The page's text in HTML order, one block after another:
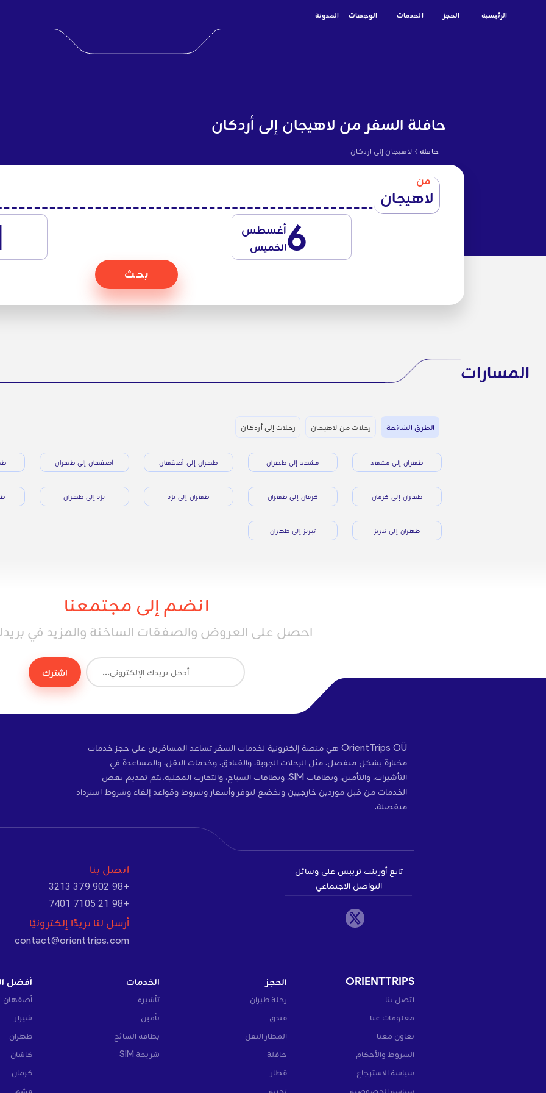
الرئيسية الحجز الخدمات الوجهات المدونة
حافلة السفر من لاهيجان إلى أردكان
حافلة › لاهيجان إلى اردكان
من
لاهيجان
6أغسطس
الخميس
بحث
المسارات
الطرق الشائعة رحلات من لاهيجان رحلات إلى أردكان
طهران إلى مشهد مشهد إلى طهران طهران إلى أصفهان أصفهان إلى طهران
طهران إلى كرمان كرمان إلى طهران طهران إلى يزد يزد إلى طهران
طهران إلى تبريز تبريز إلى طهران
انضم إلى مجتمعنا
احصل على العروض والصفقات الساخنة والمزيد في بريدك
اشترك
OrientTrips OÜ هي منصة إلكترونية لخدمات السفر تساعد المسافرين على حجز خدمات
مختارة بشكل منفصل، مثل الرحلات الجوية، والفنادق، وخدمات النقل، والمساعدة في
التأشيرات، والتأمين، وبطاقات SIM، وبطاقات السياح، والتجارب المحلية.يتم تقديم بعض
الخدمات من قبل موردين خارجيين وتخضع لتوفر وأسعار وشروط وقواعد إلغاء وشروط استرداد
منفصلة.
تابع أورينت تريبس على وسائل
التواصل الاجتماعي
اتصل بنا
+98 902 379 3213
+98 21 7105 7401
أرسل لنا بريدًا إلكترونيًا
contact@orienttrips.com
ORIENTTRIPS
اتصل بنا
معلومات عنا
تعاون معنا
الشروط والأحكام
سياسة الاسترجاع
سياسة الخصوصية
الحجز
رحلة طيران
فندق
المطار النقل
حافلة
قطار
تجربة
الخدمات
تأشيرة
تأمين
بطاقة السائح
شريحة SIM
أفضل
أصفهان
شيراز
طهران
كاشان
كرمان
قشم